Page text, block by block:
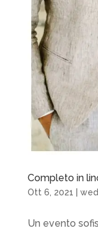
Completo in
Ott 6, 2021
Un evento